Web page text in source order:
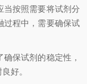
当按照需要将试剂分
过程中，需要确保试
保试剂的稳定性，
好。